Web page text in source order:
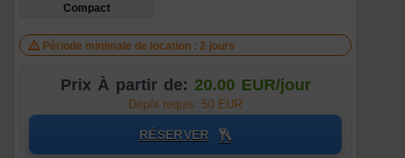
Compact
Période minimale de location : 2 jours
Prix À partir de: 20.00 EUR/jour
Dépôt requis: 50 EUR
RÉSERVER